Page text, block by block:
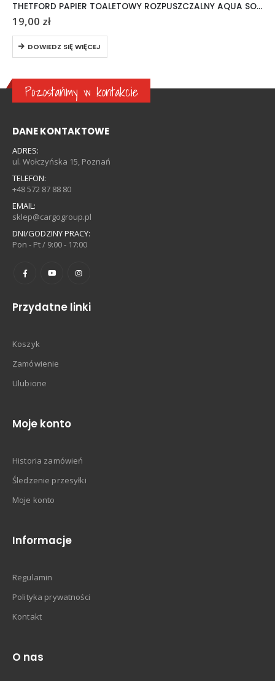
THETFORD PAPIER TOALETOWY ROZPUSZCZALNY AQUA SOFT 6 ROLEK
19,00 zł
DOWIEDZ SIĘ WIĘCEJ
Pozostańmy w kontakcie
DANE KONTAKTOWE
ADRES:
ul. Wołczyńska 15, Poznań
TELEFON:
+48 572 87 88 80
EMAIL:
sklep@cargogroup.pl
DNI/GODZINY PRACY:
Pon - Pt / 9:00 - 17:00
Przydatne linki
Koszyk
Zamówienie
Ulubione
Moje konto
Historia zamówień
Śledzenie przesyłki
Moje konto
Informacje
Regulamin
Polityka prywatności
Kontakt
O nas